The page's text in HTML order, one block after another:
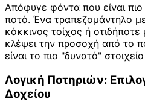
Απόφυγε φόντα που είναι
ποτό. Ένα τραπεζομάντηλο
κόκκινος τοίχος ή
κλέψει την προσοχή από το
είναι το πιο "δυνατό"
Λογική Ποτηριών:
Δοχείου